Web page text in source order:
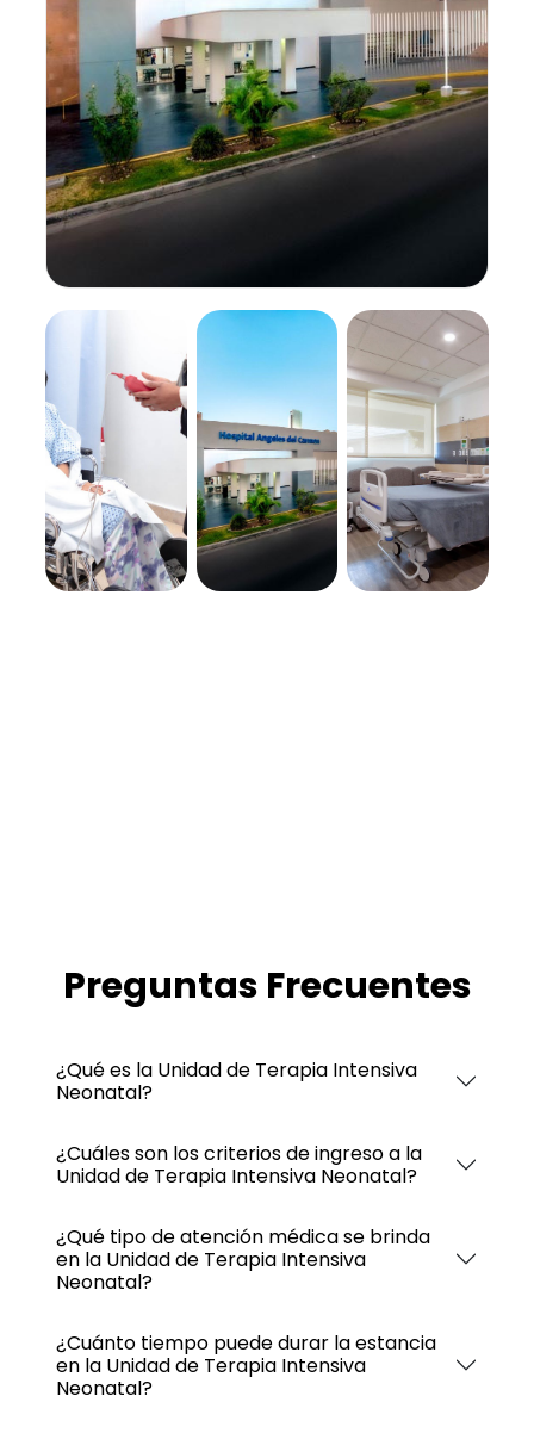
Preguntas Frecuentes
¿Qué es la Unidad de Terapia Intensiva
Neonatal?
¿Cuáles son los criterios de ingreso a la
Unidad de Terapia Intensiva Neonatal?
¿Qué tipo de atención médica se brinda
en la Unidad de Terapia Intensiva
Neonatal?
¿Cuánto tiempo puede durar la estancia
en la Unidad de Terapia Intensiva
Neonatal?